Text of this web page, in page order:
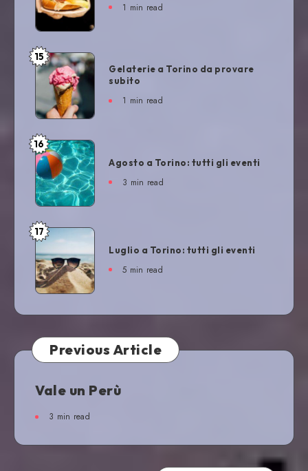
1 min read
15
Gelaterie a Torino da provare
subito
1 min read
16
Agosto a Torino: tutti gli eventi
3 min read
17
Luglio a Torino: tutti gli eventi
5 min read
Previous Article
Vale un Perù
3 min read